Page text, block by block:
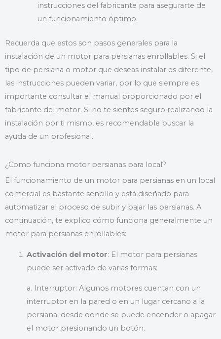
instrucciones del fabricante para asegurarte de
un funcionamiento óptimo.
Recuerda que estos son pasos generales para la
instalación de un motor para persianas enrollables. Si el
tipo de persiana o motor que deseas instalar es diferente,
las instrucciones pueden variar, por lo que siempre es
importante consultar el manual proporcionado por el
fabricante del motor. Si no te sientes seguro realizando la
instalación por ti mismo, es recomendable buscar la
ayuda de un profesional.
¿Como funciona motor persianas para local?
El funcionamiento de un motor para persianas en un local
comercial es bastante sencillo y está diseñado para
automatizar el proceso de subir y bajar las persianas. A
continuación, te explico cómo funciona generalmente un
motor para persianas enrollables:
Activación del motor: El motor para persianas
puede ser activado de varias formas:
a. Interruptor: Algunos motores cuentan con un
interruptor en la pared o en un lugar cercano a la
persiana, desde donde se puede encender o apagar
el motor presionando un botón.